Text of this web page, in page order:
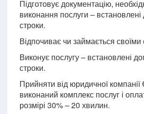
Підготовує документацію,
виконання послуги –
строки.
Відпочиває чи займається
Виконує послугу – встановлені
строки.
Прийняти від юридичної
виконаний комплекс послуг і
розмірі 30% – 20 хвилин.